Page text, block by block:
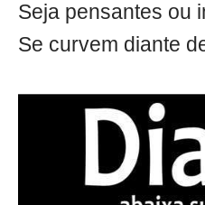
Seja pensantes ou
Se curvem diante